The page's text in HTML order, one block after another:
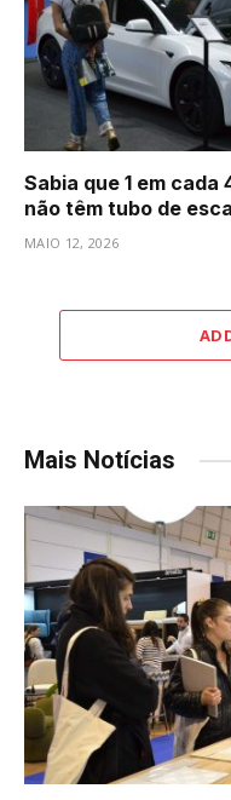
Sabia que 1 em
não têm tubo de
MAIO 12, 2026
Mais Notícias